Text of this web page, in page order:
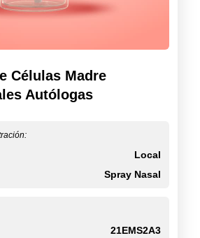
Células Madre
Autólogas
Local
Spray Nasal
21EMS2A3